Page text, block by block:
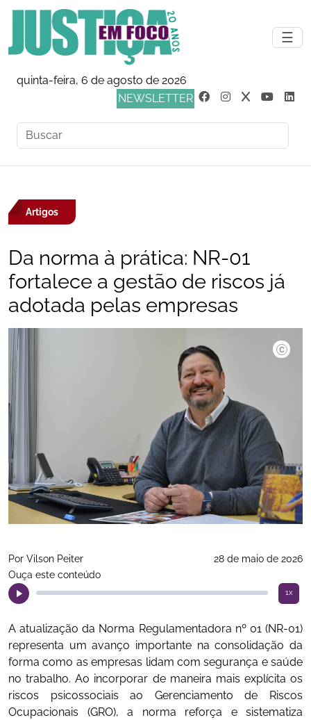
☰
quinta-feira, 6 de agosto de 2026
NEWSLETTER
Artigos
Da norma à prática: NR-01
fortalece a gestão de riscos já
adotada pelas empresas
Por Vilson Peiter
28 de maio de 2026
Ouça este conteúdo
1x
A atualização da Norma Regulamentadora nº 01 (NR-01)
representa um avanço importante na consolidação da
forma como as empresas lidam com segurança e saúde
no trabalho. Ao incorporar de maneira mais explícita os
riscos psicossociais ao Gerenciamento de Riscos
Ocupacionais (GRO), a norma reforça e sistematiza